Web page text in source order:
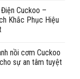
Cuckoo –
Khắc Phục Hiệu
nồi cơm Cuckoo
sự an tâm tuyệt